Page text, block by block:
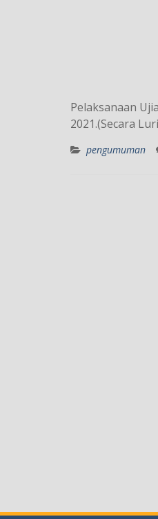
Pelaksanaan
2021.(Secara
pengumuman